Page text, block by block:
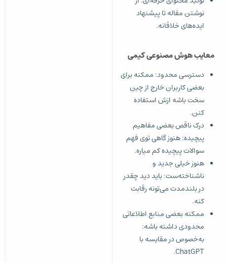
نوشتن مقاله تا پیشنهاد
ایده‌های خلاقانه.
معایب هوش مصنوعی کیمی
دسترسی محدود: ممکنه برای
بعضی کاربران خارج از چین
سخت باشه ازش استفاده
کنن.
درک ناقص بعضی مفاهیم
پیچیده: هنوز گاهی توی فهم
سوالات پیچیده کم میاره.
هنوز خیلی جدید و
ناشناخته‌ست: باید دید چقدر
در بلندمدت می‌تونه رقابت
کنه.
ممکنه بعضی منابع اطلاعاتی
محدودی داشته باشه:
به‌خصوص در مقایسه با
ChatGPT.